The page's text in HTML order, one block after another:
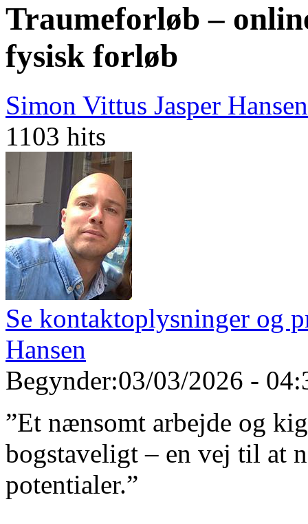
Traumeforløb –
fysisk forløb
Simon Vittus Jasper Hansen
1103 hits
Se kontaktoplysninger og
Hansen
Begynder:03/03/2026 -
”Et nænsomt arbejde og
bogstaveligt – en vej til at
potentialer.”